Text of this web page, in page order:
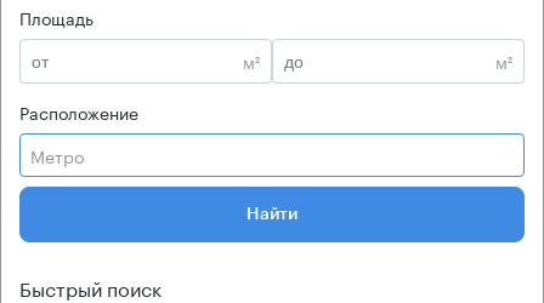
Площадь
м²
м²
Расположение
Метро
Найти
Быстрый поиск